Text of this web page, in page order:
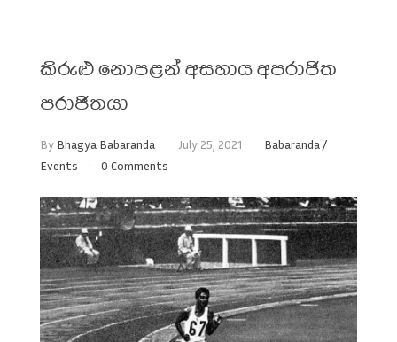
කිරුළු නොපළන් අසහාය අපරාජිත
පරාජිතයා
By Bhagya Babaranda July 25, 2021 Babaranda/
Events
0 Comments